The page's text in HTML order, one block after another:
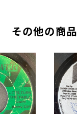
その他の商品